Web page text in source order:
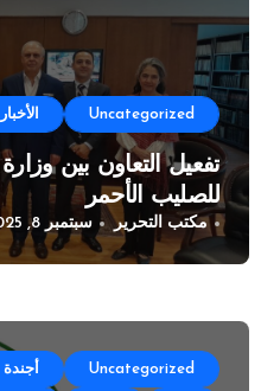
Uncategorized الأخبار
تفعيل التعاون بين
للصليب الأحمر
مكتب التحرير سبتمبر 8, 2025
Uncategorized أجندة